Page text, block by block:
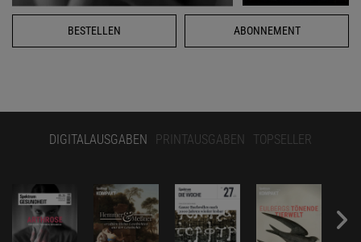
BESTELLEN ABONNEMENT
DIGITALAUSGABEN PRINTAUSGABEN TOPSELLER